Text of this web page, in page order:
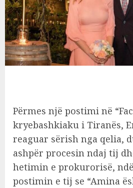
Përmes një postimi në
kryebashkiaku i Tiranës,
reaguar sërish nga qelia,
ashpër procesin ndaj tij
hetimin e prokurorisë,
postimin e tij se “Amina